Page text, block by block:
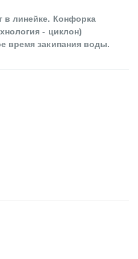
линейке. Конфорка
- циклон)
время закипания воды.